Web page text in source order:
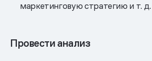
маркетинговую стратегию и т. д.
Провести анализ